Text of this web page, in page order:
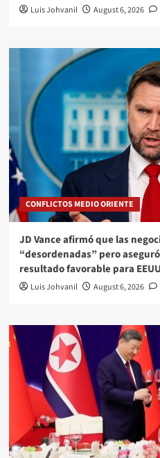
Luis Johvanil August 6, 2026
CONFLICTOS MEDIO ORIENTE
JD Vance afirmó que las
“desordenadas” pero
resultado favorable para EEUU
Luis Johvanil August 6, 2026